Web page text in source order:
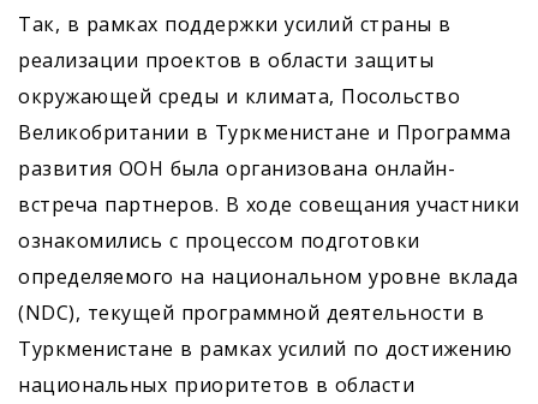
Так, в рамках поддержки усилий страны в
реализации проектов в области защиты
окружающей среды и климата, Посольство
Великобритании в Туркменистане и Программа
развития ООН была организована онлайн-
встреча партнеров. В ходе совещания участники
ознакомились с процессом подготовки
определяемого на национальном уровне вклада
(NDC), текущей программной деятельности в
Туркменистане в рамках усилий по достижению
национальных приоритетов в области